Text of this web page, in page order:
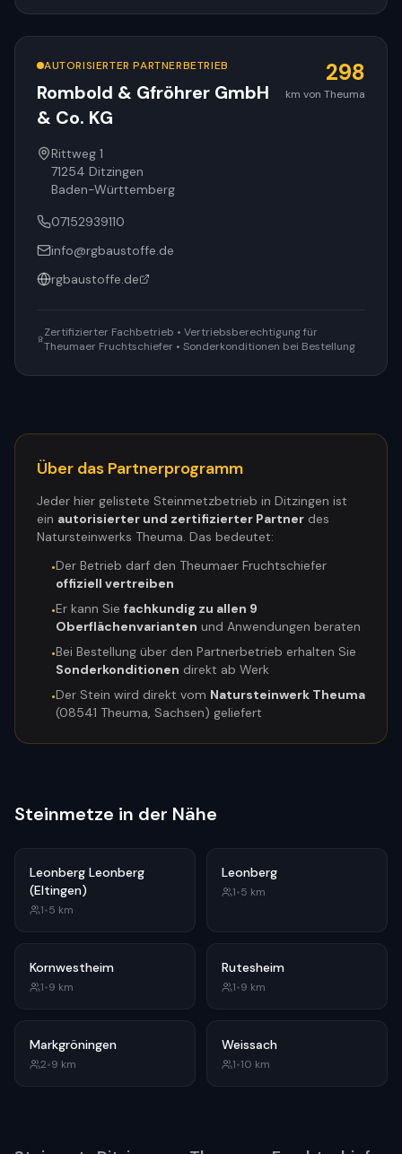
AUTORISIERTER PARTNERBETRIEB
Rombold & Gfröhrer GmbH
& Co. KG
298
km von Theuma
Rittweg 1
71254 Ditzingen
Baden-Württemberg
07152939110
info@rgbaustoffe.de
rgbaustoffe.de
Zertifizierter Fachbetrieb • Vertriebsberechtigung für
Theumaer Fruchtschiefer • Sonderkonditionen bei Bestellung
Über das Partnerprogramm
Jeder hier gelistete Steinmetzbetrieb in Ditzingen ist
ein autorisierter und zertifizierter Partner des
Natursteinwerks Theuma. Das bedeutet:
•Der Betrieb darf den Theumaer Fruchtschiefer
offiziell vertreiben
•Er kann Sie fachkundig zu allen 9
Oberflächenvarianten und Anwendungen beraten
•Bei Bestellung über den Partnerbetrieb erhalten Sie
Sonderkonditionen direkt ab Werk
•Der Stein wird direkt vom Natursteinwerk Theuma
(08541 Theuma, Sachsen) geliefert
Steinmetze in der Nähe
Leonberg Leonberg
(Eltingen)
1•5 km
Leonberg
1•5 km
Kornwestheim
1•9 km
Rutesheim
1•9 km
Markgröningen
2•9 km
Weissach
1•10 km